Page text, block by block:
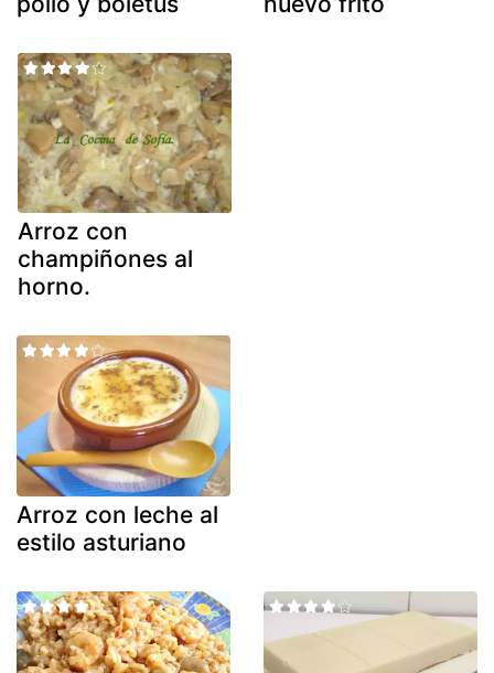
Arroz con
champiñones al
horno.
Arroz con leche al
estilo asturiano